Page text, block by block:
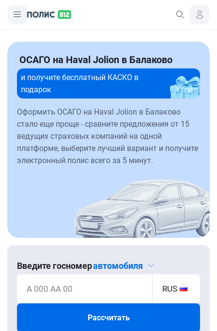
ОСАГО на Haval Jolion в Балаково
и получите бесплатный КАСКО в
подарок
Оформить ОСАГО на Haval Jolion в Балаково
стало еще проще - сравните предложения от 15
ведущих страховых компаний на одной
платформе, выберите лучший вариант и получите
электронный полис всего за 5 минут.
Введите госномеравтомобиля
А 000 АА 00 RUS
Рассчитать